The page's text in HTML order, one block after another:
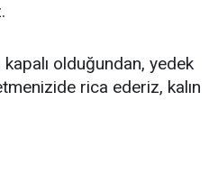
olduğundan, yedek
rica ederiz, kalın